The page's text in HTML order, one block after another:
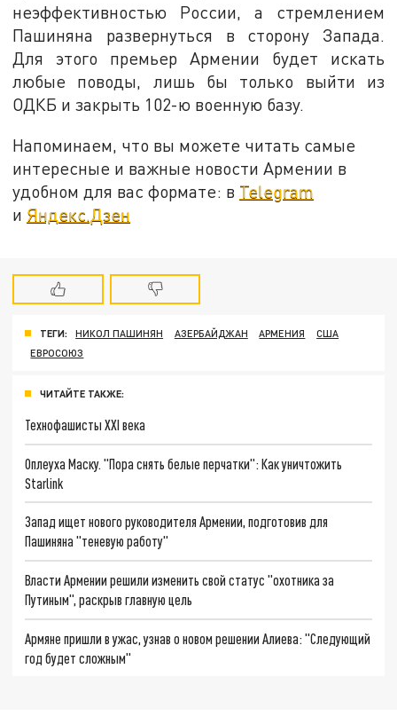
неэффективностью России, а стремлением
Пашиняна развернуться в сторону Запада.
Для этого премьер Армении будет искать
любые поводы, лишь бы только выйти из
ОДКБ и закрыть 102-ю военную базу.
Напоминаем, что вы можете читать самые
интересные и важные новости Армении в
удобном для вас формате: в Telegram
и Яндекс.Дзен
ТЕГИ: НИКОЛ ПАШИНЯН АЗЕРБАЙДЖАН АРМЕНИЯ
США
ЕВРОСОЮЗ
ЧИТАЙТЕ ТАКЖЕ:
Технофашисты XXI века
Оплеуха Маску. "Пора снять белые перчатки": Как уничтожить
Starlink
Запад ищет нового руководителя Армении, подготовив для
Пашиняна "теневую работу"
Власти Армении решили изменить свой статус "охотника за
Путиным", раскрыв главную цель
Армяне пришли в ужас, узнав о новом решении Алиева: "Следующий
год будет сложным"